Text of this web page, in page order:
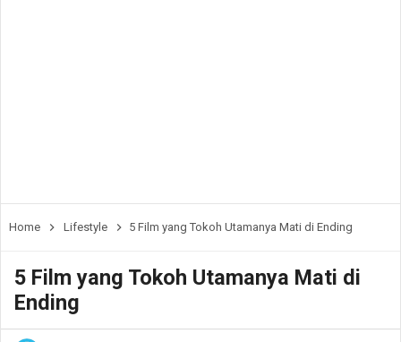
Home Lifestyle 5 Film yang Tokoh Utamanya Mati di Ending
5 Film yang Tokoh Utamanya Mati di
Ending